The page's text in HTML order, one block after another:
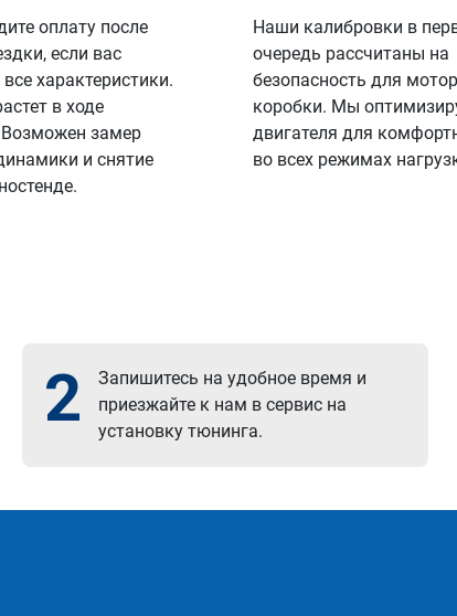
оплату после
если вас
характеристики.
в ходе
замер
и снятие
Наши калибровки в
очередь рассчитаны на
безопасность для
коробки. Мы
двигателя для
во всех режимах
2
Запишитесь на удобное время и
приезжайте к нам в сервис на
установку тюнинга.